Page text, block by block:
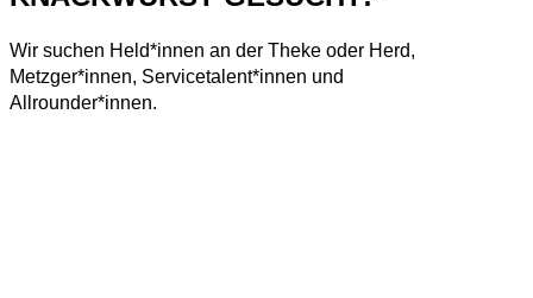
Wir suchen Held*innen an der Theke oder Herd,
Metzger*innen, Servicetalent*innen und
Allrounder*innen.